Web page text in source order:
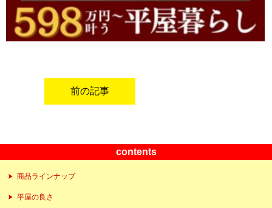
前の記事
contents
商品ラインナップ
平屋の良さ